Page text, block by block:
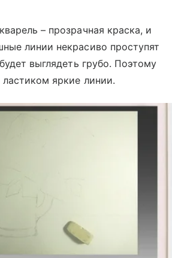
– прозрачная краска, и
линии некрасиво проступят
выглядеть грубо. Поэтому
яркие линии.